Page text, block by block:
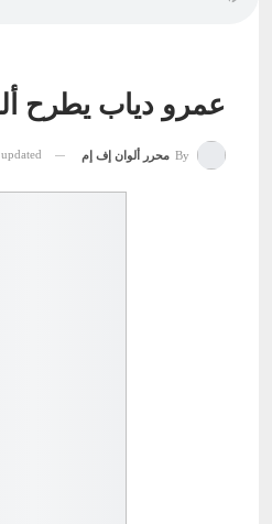
عمرو دياب يطرح
By محرر ألوان إف إم